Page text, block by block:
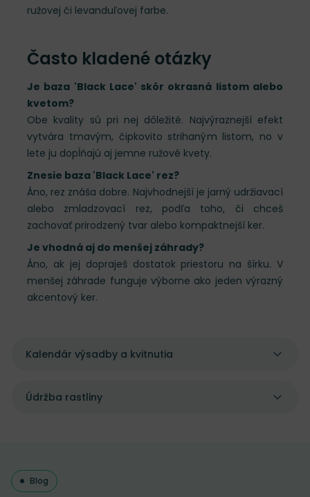
ružovej či levanduľovej farbe.
Často kladené otázky
Je baza 'Black Lace' skôr okrasná listom alebo
kvetom?
Obe kvality sú pri nej dôležité. Najvýraznejší efekt
vytvára tmavým, čipkovito strihaným listom, no v
lete ju dopĺňajú aj jemne ružové kvety.
Znesie baza 'Black Lace' rez?
Áno, rez znáša dobre. Najvhodnejší je jarný udržiavací
alebo zmladzovací rez, podľa toho, či chceš
zachovať prirodzený tvar alebo kompaktnejší ker.
Je vhodná aj do menšej záhrady?
Áno, ak jej dopraješ dostatok priestoru na šírku. V
menšej záhrade funguje výborne ako jeden výrazný
akcentový ker.
Kalendár výsadby a kvitnutia
Údržba rastliny
Blog